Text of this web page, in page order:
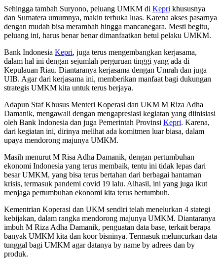
Sehingga tambah Suryono, peluang UMKM di Kepri khususnya
dan Sumatera umumnya, makin terbuka luas. Karena akses pasarnya
dengan mudah bisa merambah hingga mancanegara. Mesti begitu,
peluang ini, harus benar benar dimanfaatkan betul pelaku UMKM.
Bank Indonesia Kepri, juga terus mengembangkan kerjasama,
dalam hal ini dengan sejumlah perguruan tinggi yang ada di
Kepulauan Riau. Diantaranya kerjasama dengan Umrah dan juga
UIB. Agar dari kerjasama ini, memberikan manfaat bagi dukungan
strategis UMKM kita untuk terus berjaya.
Adapun Staf Khusus Menteri Koperasi dan UKM M Riza Adha
Damanik, mengawali dengan mengapresiasi kegiatan yang diinisiasi
oleh Bank Indonesia dan juga Pemerintah Provinsi Kepri. Karena,
dari kegiatan ini, dirinya melihat ada komitmen luar biasa, dalam
upaya mendorong majunya UMKM.
Masih menurut M Risa Adha Damanik, dengan pertumbuhan
ekonomi Indonesia yang terus membaik, tentu ini tidak lepas dari
besar UMKM, yang bisa terus bertahan dari berbagai hantaman
krisis, termasuk pandemi covid 19 lalu. Alhasil, ini yang juga ikut
menjaga pertumbuhan ekonomi kita terus bertumbuh.
Kementrian Koperasi dan UKM sendiri telah menelurkan 4 stategi
kebijakan, dalam rangka mendorong majunya UMKM. Diantaranya
imbuh M Riza Adha Damanik, penguatan data base, terkait berapa
banyak UMKM kita dan koor bisninya. Termasuk meluncurkan data
tunggal bagi UMKM agar datanya by name by adrees dan by
produk.